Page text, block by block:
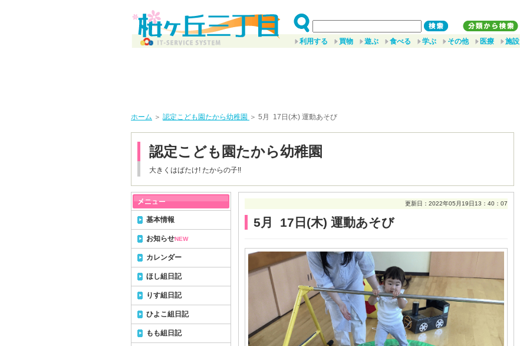
利用する 買物 遊ぶ 食べる 学ぶ その他 医療 施設
ホーム ＞ 認定こども園たから幼稚園 ＞ 5月 17日(木) 運動あそび
認定こども園たから幼稚園
大きくはばたけ! たからの子!!
更新日：2022年05月19日13：40：07
5月 17日(木) 運動あそび
基本情報
お知らせNEW
カレンダー
ほし組日記
りす組日記
ひよこ組日記
もも組日記